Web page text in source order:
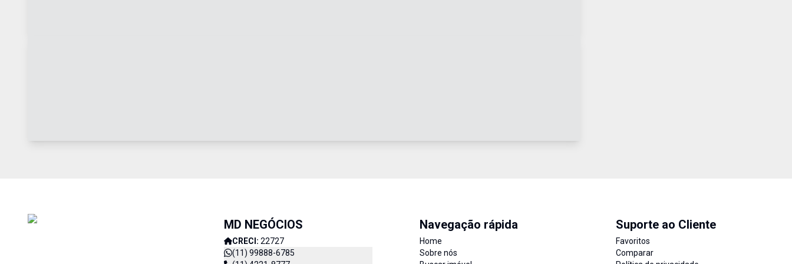
MD NEGÓCIOS
CRECI: 22727
(11) 99888-6785
Navegação rápida
Home
Sobre nós
Suporte ao Cliente
Favoritos
Comparar